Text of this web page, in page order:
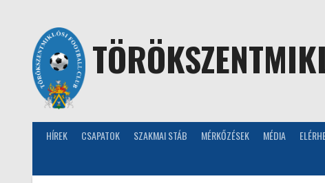
HÍREK CSAPATOK SZAKMAI STÁB MÉRKŐZÉSEK MÉDIA